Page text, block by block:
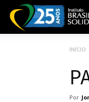
INÍCIO
Por